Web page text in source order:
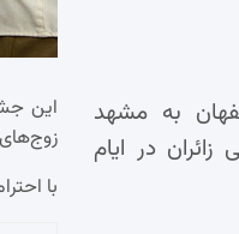
این
با
اصفهان به مشهد
در ایام